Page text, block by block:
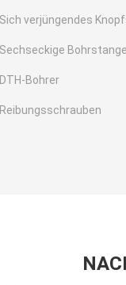
Sich verjüngendes
Sechseckige Bohrstange
DTH-Bohrer
Reibungsschrauben